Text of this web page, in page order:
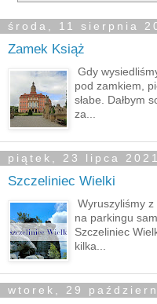
środa, 11 sierpnia
Zamek Książ
Gdy
pod zamkiem,
słabe. Dałbym
za...
piątek, 23 lipca 2021
Szczeliniec Wielki
Wyruszyliśmy
na parkingu
Szczeliniec
kilka...
wtorek, 29